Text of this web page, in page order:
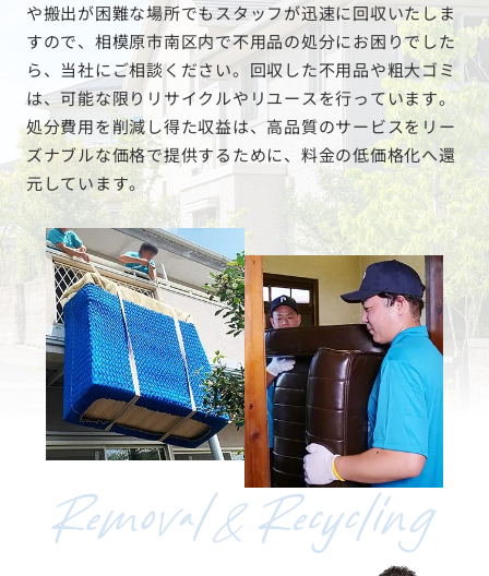
や搬出が困難な場所でもスタッフが迅速に回収いたしま
すので、相模原市南区内で不用品の処分にお困りでした
ら、当社にご相談ください。回収した不用品や粗大ゴミ
は、可能な限りリサイクルやリユースを行っています。
処分費用を削減し得た収益は、高品質のサービスをリー
ズナブルな価格で提供するために、料金の低価格化へ還
元しています。